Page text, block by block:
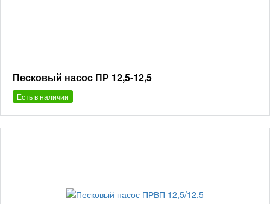
Песковый насос ПР 12,5-12,5
Есть в наличии